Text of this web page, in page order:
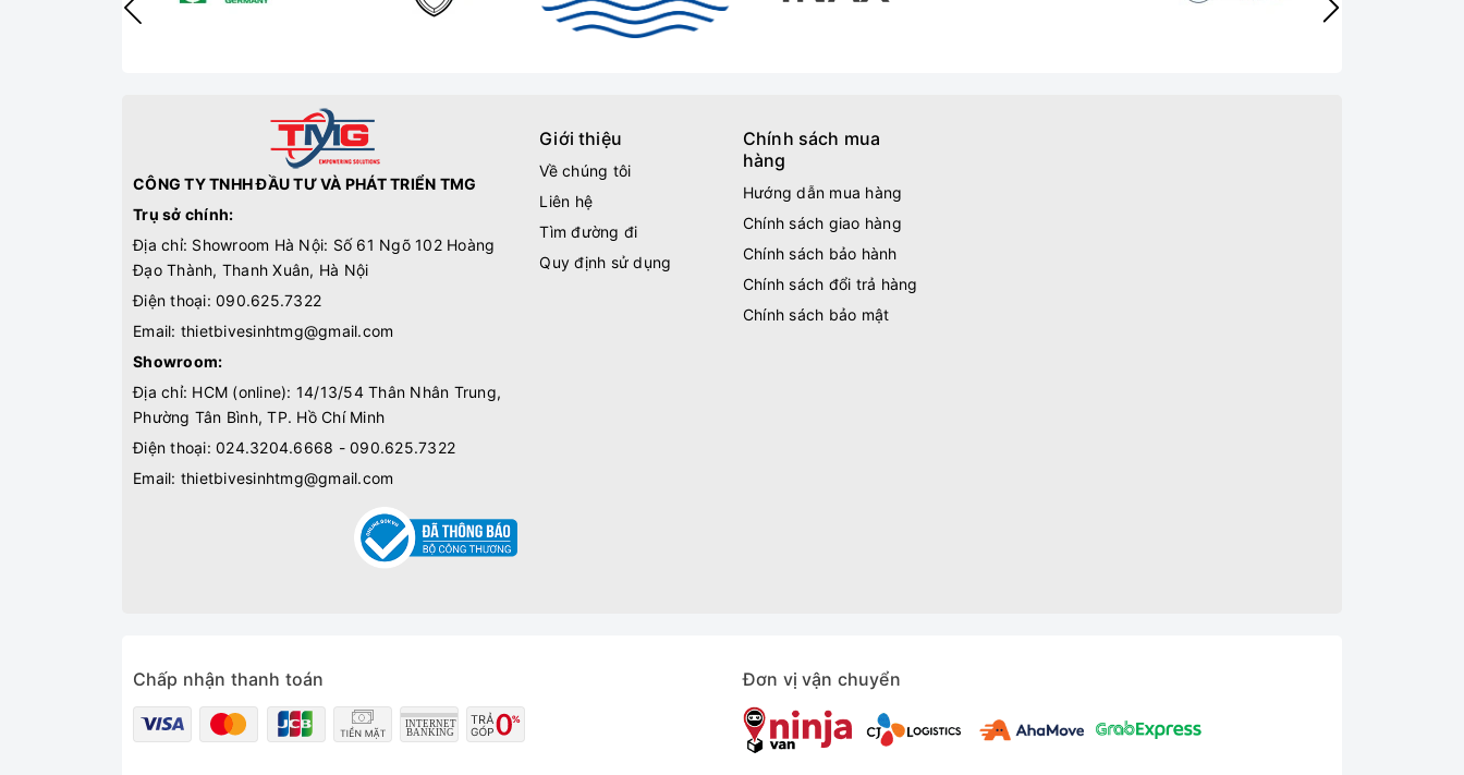
CÔNG TY TNHH ĐẦU TƯ VÀ PHÁT TRIỂN TMG
Trụ sở chính:
Địa chỉ: Showroom Hà Nội: Số 61 Ngõ 102 Hoàng
Đạo Thành, Thanh Xuân, Hà Nội
Điện thoại: 090.625.7322
Email: thietbivesinhtmg@gmail.com
Showroom:
Địa chỉ: HCM (online): 14/13/54 Thân Nhân Trung,
Phường Tân Bình, TP. Hồ Chí Minh
Điện thoại: 024.3204.6668 - 090.625.7322
Email: thietbivesinhtmg@gmail.com
Giới thiệu
Về chúng tôi
Liên hệ
Tìm đường đi
Quy định sử dụng
Chính sách mua
hàng
Hướng dẫn mua hàng
Chính sách giao hàng
Chính sách bảo hành
Chính sách đổi trả hàng
Chính sách bảo mật
Chấp nhận thanh toán Đơn vị vận chuyển